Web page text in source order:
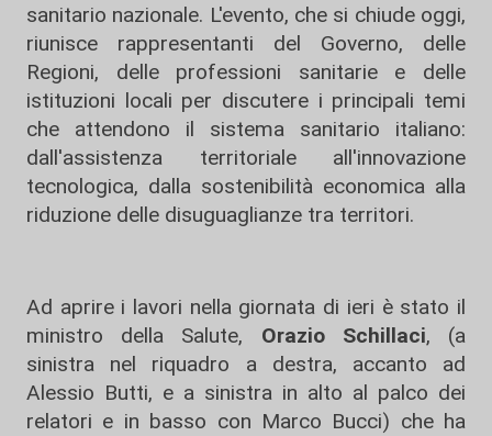
sanitario nazionale. L'evento, che si chiude oggi,
riunisce rappresentanti del Governo, delle
Regioni, delle professioni sanitarie e delle
istituzioni locali per discutere i principali temi
che attendono il sistema sanitario italiano:
dall'assistenza territoriale all'innovazione
tecnologica, dalla sostenibilità economica alla
riduzione delle disuguaglianze tra territori.
Ad aprire i lavori nella giornata di ieri è stato il
ministro della Salute, Orazio Schillaci, (a
sinistra nel riquadro a destra, accanto ad
Alessio Butti, e a sinistra in alto al palco dei
relatori e in basso con Marco Bucci) che ha